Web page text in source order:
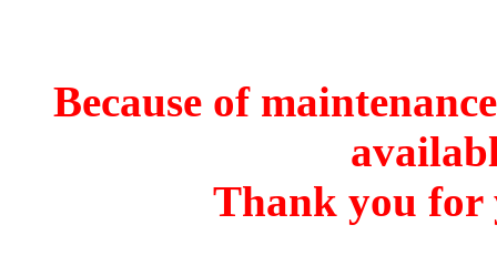
Because of
Thank you for